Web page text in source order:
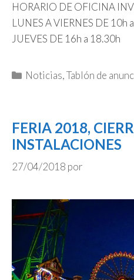
HORARIO DE OFICINA
LUNES A VIERNES DE 10h
JUEVES DE 16h a 18.30h
Categorías
Noticias,Tablón de
FERIA 2018,
INSTALACIONES
27/04/2018 por